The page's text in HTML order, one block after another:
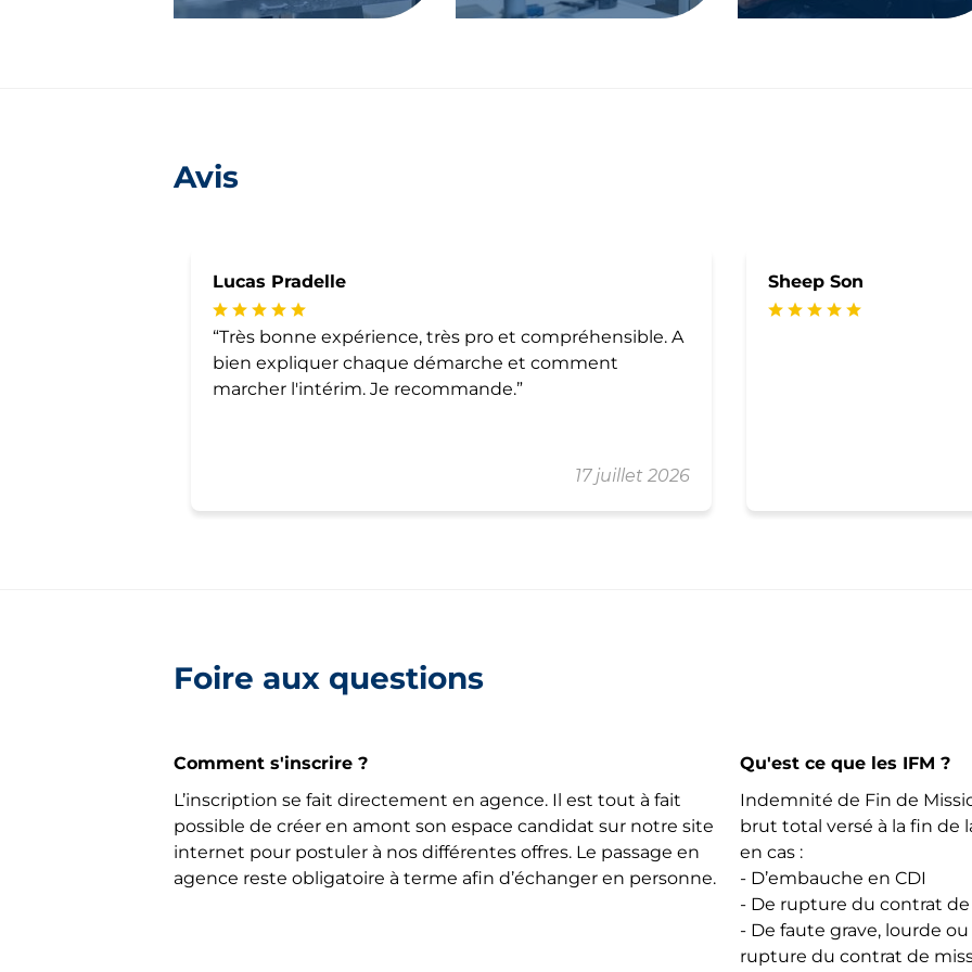
Avis
Lucas Pradelle
17 juillet 2026
Très bonne expérience, très pro et compréhensible. A
bien expliquer chaque démarche et comment
marcher l'intérim. Je recommande.
Sheep Son
Foire aux questions
Comment s'inscrire ?
L’inscription se fait directement en agence. Il est tout à fait
possible de créer en amont son espace candidat sur notre site
internet pour postuler à nos différentes offres. Le passage en
agence reste obligatoire à terme afin d’échanger en personne.
Qu'est ce que les IFM ?
Indemnité de Fin de
brut total versé à la fin de
en cas :
- D’embauche en CDI
- De rupture du contrat
- De faute grave, lourde
rupture du contrat de